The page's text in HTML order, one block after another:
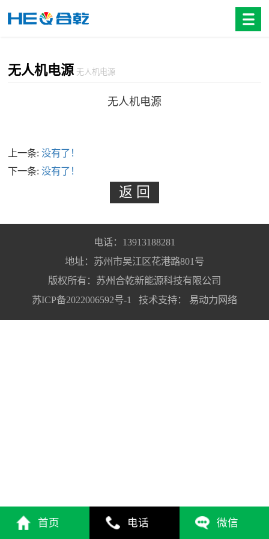
无人机电源 无人机电源
无人机电源
上一条:没有了！
下一条:没有了！
电话：13913188281
地址：苏州市吴江区花港路801号
版权所有：苏州合乾新能源科技有限公司
苏ICP备2022006592号-1
技术支持： 易动力网络
首页 电话 微信